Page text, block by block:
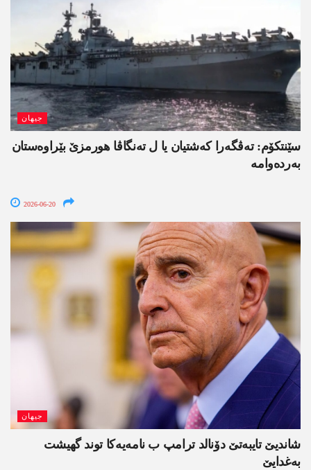
جیھان
سێنتکۆم: تەڤگەرا کەشتیان یا ل تەنگاڤا ھورمزێ بێراوەستان
بەردەوامە
2026-06-20
جیھان
شاندیێ تایبەتێ دۆنالد ترامپ ب نامەیەکا توند گھیشت
بەغدایێ